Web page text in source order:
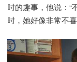
时的趣事，他说：“
时，她好像非常不